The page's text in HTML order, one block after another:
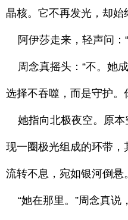
晶核。它不再发光，却始
阿伊莎走来，轻声问：
周念真摇头：“不。她成
选择不吞噬，而是守护。
她指向北极夜空。原本
现一圈极光组成的环带
流转不息，宛如银河倒悬。
“她在那里。”周念真说